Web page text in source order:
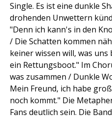
Single. Es ist eine dunkle
drohenden Unwettern
"Denn ich kann's in den
/ Die Schatten kommen
keiner wissen will, was
ein Rettungsboot." Im
was zusammen / Dunkle
Mein Freund, ich habe
noch kommt." Die
Fans deutlich sein. Die